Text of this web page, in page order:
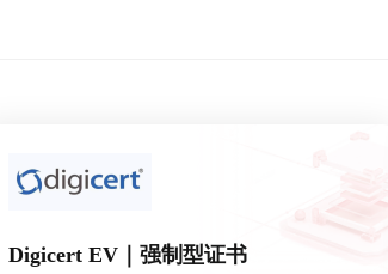
Digicert EV｜强制型证书